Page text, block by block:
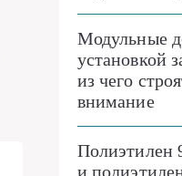
Модульные
установкой
из чего
внимание
Полиэтилен
и